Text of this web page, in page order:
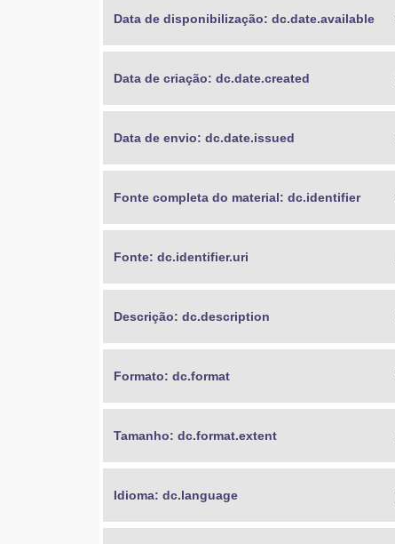
Data de disponibilização: dc.date.available
Data de criação: dc.date.created
Data de envio: dc.date.issued
Fonte completa do material: dc.identifier
Fonte: dc.identifier.uri
Descrição: dc.description
Formato: dc.format
Tamanho: dc.format.extent
Idioma: dc.language